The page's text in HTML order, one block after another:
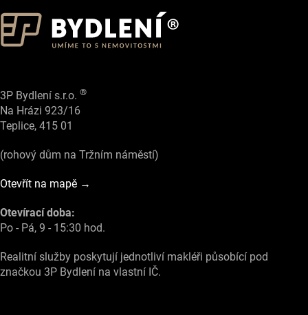
3P Bydlení s.r.o. ®
Na Hrázi 923/16
Teplice, 415 01
(rohový dům na Tržním náměstí)
Otevřít na mapě →
Otevírací doba:
Po - Pá, 9 - 15:30 hod.
Realitní služby poskytují jednotliví makléři působící pod
značkou 3P Bydlení na vlastní IČ.